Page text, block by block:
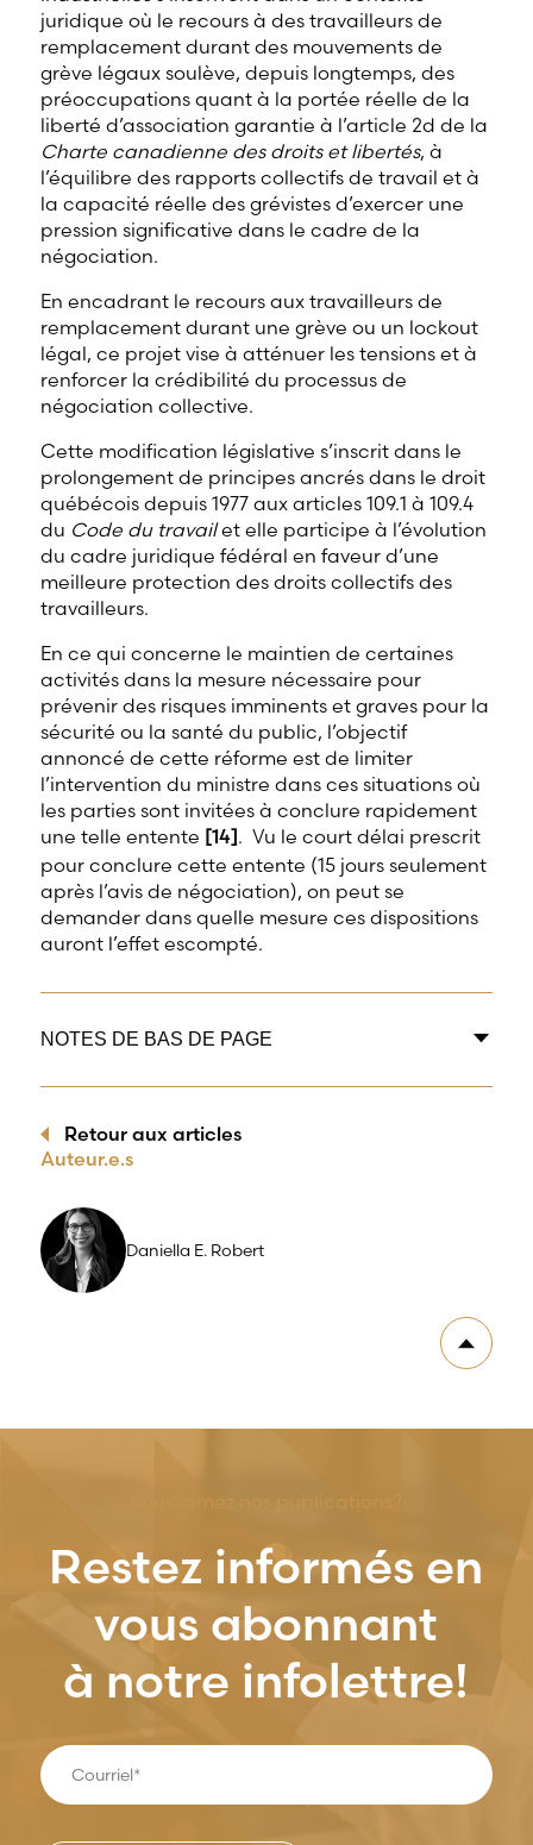
juridique où le recours à des travailleurs de
remplacement durant des mouvements de
grève légaux soulève, depuis longtemps, des
préoccupations quant à la portée réelle de la
liberté d’association garantie à l’article 2d de la
Charte canadienne des droits et libertés, à
l’équilibre des rapports collectifs de travail et à
la capacité réelle des grévistes d’exercer une
pression significative dans le cadre de la
négociation.
En encadrant le recours aux travailleurs de
remplacement durant une grève ou un lockout
légal, ce projet vise à atténuer les tensions et à
renforcer la crédibilité du processus de
négociation collective.
Cette modification législative s’inscrit dans le
prolongement de principes ancrés dans le droit
québécois depuis 1977 aux articles 109.1 à 109.4
du Code du travailet elle participe à l’évolution
du cadre juridique fédéral en faveur d’une
meilleure protection des droits collectifs des
travailleurs.
En ce qui concerne le maintien de certaines
activités dans la mesure nécessaire pour
prévenir des risques imminents et graves pour la
sécurité ou la santé du public, l’objectif
annoncé de cette réforme est de limiter
l’intervention du ministre dans ces situations où
les parties sont invitées à conclure rapidement
une telle entente [14]. Vu le court délai prescrit
pour conclure cette entente (15 jours seulement
après l’avis de négociation), on peut se
demander dans quelle mesure ces dispositions
auront l’effet escompté.
NOTES DE BAS DE PAGE
Retour aux articles
Auteur.e.s
Daniella E. Robert
Restez informés en
vous abonnant
à notre infolettre!